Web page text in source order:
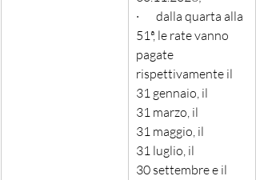
·       dalla quarta alla
51ª, le rate vanno
pagate
rispettivamente il
31 gennaio, il
31 marzo, il
31 maggio, il
31 luglio, il
30 settembre e il